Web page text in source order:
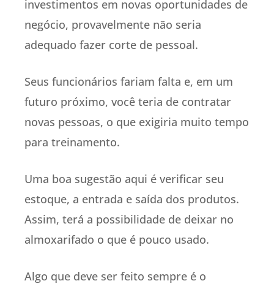
investimentos em novas oportunidades de
negócio, provavelmente não seria
adequado fazer corte de pessoal.
Seus funcionários fariam falta e, em um
futuro próximo, você teria de contratar
novas pessoas, o que exigiria muito tempo
para treinamento.
Uma boa sugestão aqui é verificar seu
estoque, a entrada e saída dos produtos.
Assim, terá a possibilidade de deixar no
almoxarifado o que é pouco usado.
Algo que deve ser feito sempre é o